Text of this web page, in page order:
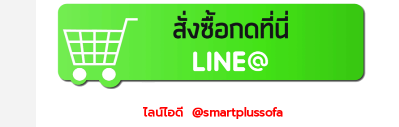
ไลน์ไอดี @smartplussofa